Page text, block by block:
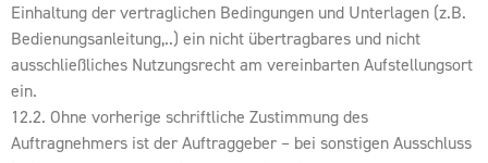
Einhaltung der vertraglichen Bedingungen und Unterlagen (z.B.
Bedienungsanleitung,..) ein nicht übertragbares und nicht
ausschließliches Nutzungsrecht am vereinbarten Aufstellungsort
ein.
12.2. Ohne vorherige schriftliche Zustimmung des
Auftragnehmers ist der Auftraggeber – bei sonstigen Ausschluss